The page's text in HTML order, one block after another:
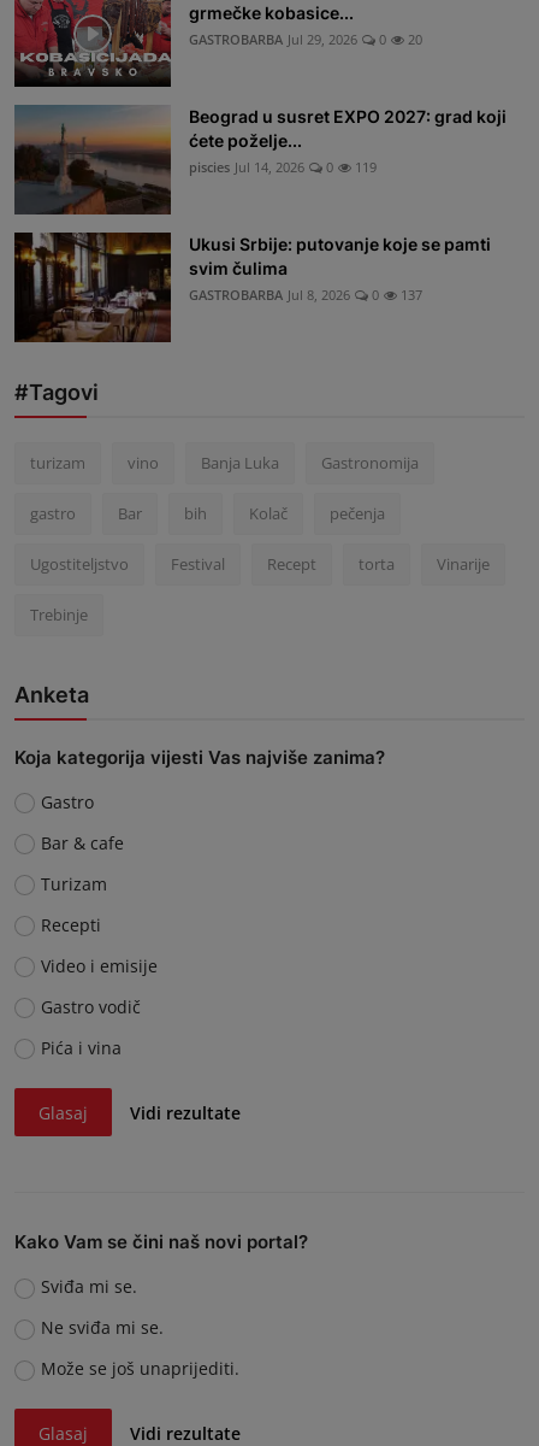
grmečke kobasice...
GASTROBARBA Jul 29, 2026 0 20
Beograd u susret EXPO 2027: grad koji
ćete poželje...
piscies Jul 14, 2026 0 119
Ukusi Srbije: putovanje koje se pamti
svim čulima
GASTROBARBA Jul 8, 2026 0 137
#Tagovi
turizam vino Banja Luka Gastronomija
gastro Bar bih Kolač pečenja
Ugostiteljstvo Festival Recept torta Vinarije
Trebinje
Anketa
Koja kategorija vijesti Vas najviše zanima?
Gastro
Bar & cafe
Turizam
Recepti
Video i emisije
Gastro vodič
Pića i vina
Glasaj Vidi rezultate
Kako Vam se čini naš novi portal?
Sviđa mi se.
Ne sviđa mi se.
Može se još unaprijediti.
Glasaj Vidi rezultate